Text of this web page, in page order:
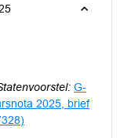
G-
2025, brief